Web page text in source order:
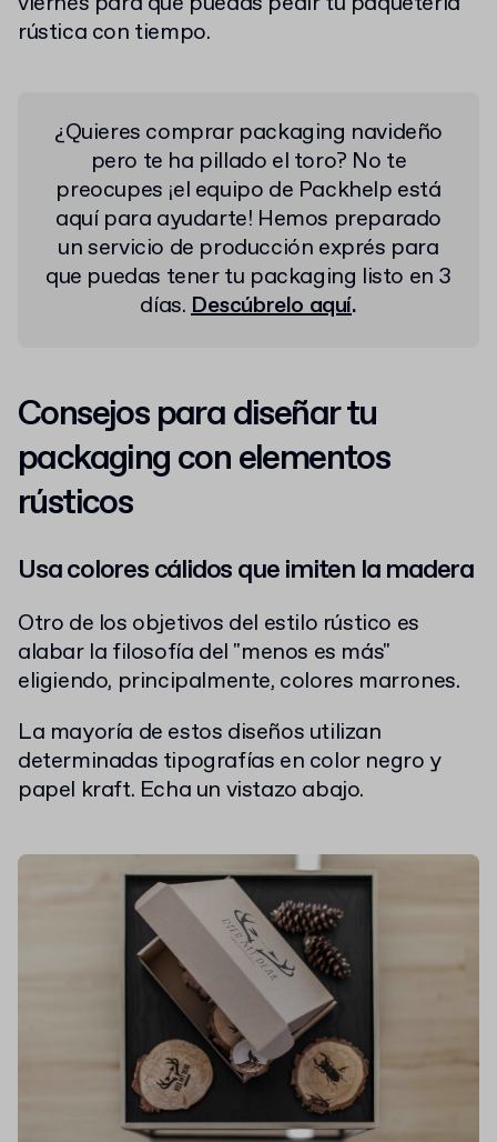
rústica con tiempo.
¿Quieres comprar packaging navideño
pero te ha pillado el toro? No te
preocupes ¡el equipo de Packhelp está
aquí para ayudarte! Hemos preparado
un servicio de producción exprés para
que puedas tener tu packaging listo en 3
días.Descúbrelo aquí.
Consejos para diseñar tu
packaging con elementos
rústicos
Usa colores cálidos que imiten la madera
Otro de los objetivos del estilo rústico es
alabar la filosofía del "menos es más"
eligiendo, principalmente, colores marrones.
La mayoría de estos diseños utilizan
determinadas tipografías en color negro y
papel kraft. Echa un vistazo abajo.